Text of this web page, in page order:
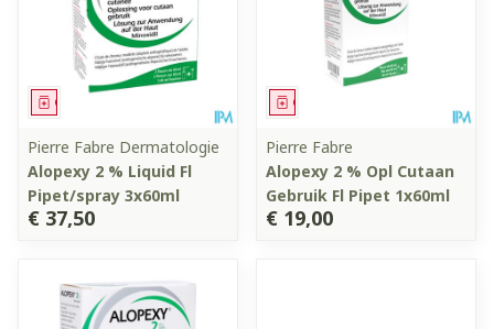
Geneesmiddel
Pierre Fabre Dermatologie
Alopexy 2 % Liquid Fl
Pipet/spray 3x60ml
€ 37,50
Geneesmiddel
Pierre Fabre
Alopexy 2 % Opl Cutaan
Gebruik Fl Pipet 1x60ml
€ 19,00